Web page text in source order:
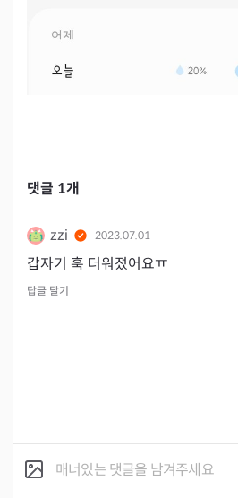
댓글 1개
zzi 2023.07.01
갑자기 훅 더워졌어요ㅠ
답글 달기